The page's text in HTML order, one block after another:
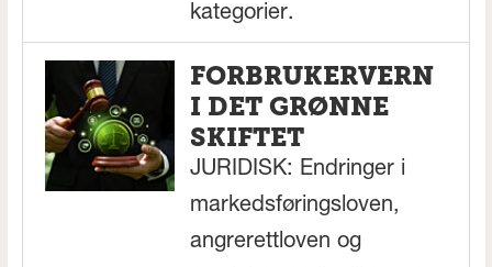
kategorier.
FORBRUKERVERN
I DET GRØNNE
SKIFTET
JURIDISK: Endringer i
markedsføringsloven,
angrerettloven og